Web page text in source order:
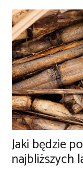
Jaki będzie
najbliższych